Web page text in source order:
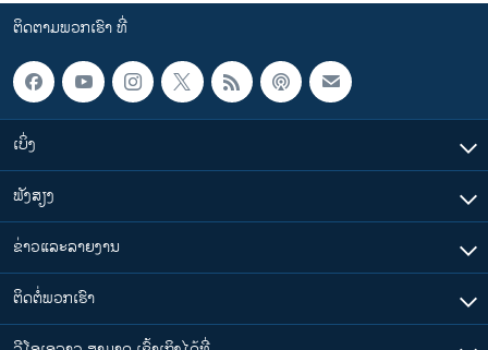
ຕິດຕາມພວກເຮົາ ທີ່
ເບິ່ງ
ຟັງສຽງ
ຂ່າວແລະລາຍງານ
ຕິດຕໍ່ພວກເຮົາ